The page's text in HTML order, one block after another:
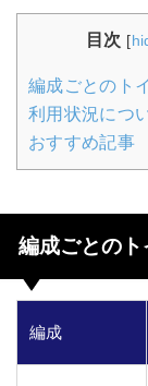
目次 [
編成ごとのト
利用状況につ
おすすめ記事
編成ごとの
編成